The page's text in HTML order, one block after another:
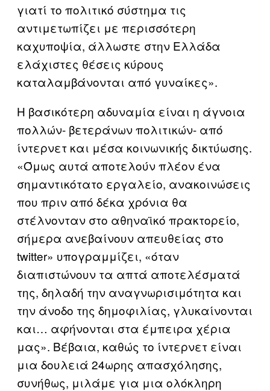
γιατί το πολιτικό σύστημα τις
αντιμετωπίζει με περισσότερη
καχυποψία, άλλωστε στην Ελλάδα
ελάχιστες θέσεις κύρους
καταλαμβάνονται από γυναίκες».
Η βασικότερη αδυναμία είναι η άγνοια
πολλών- βετεράνων πολιτικών- από
ίντερνετ και μέσα κοινωνικής δικτύωσης.
«Όμως αυτά αποτελούν πλέον ένα
σημαντικότατο εργαλείο, ανακοινώσεις
που πριν από δέκα χρόνια θα
στέλνονταν στο αθηναϊκό πρακτορείο,
σήμερα ανεβαίνουν απευθείας στο
twitter» υπογραμμίζει, «όταν
διαπιστώνουν τα απτά αποτελέσματά
της, δηλαδή την αναγνωρισιμότητα και
την άνοδο της δημοφιλίας, γλυκαίνονται
και… αφήνονται στα έμπειρα χέρια
μας». Βέβαια, καθώς το ίντερνετ είναι
μια δουλειά 24ωρης απασχόλησης,
συνήθως, μιλάμε για μια ολόκληρη